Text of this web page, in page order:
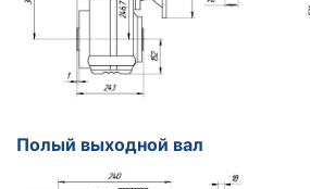
Полый выходной вал